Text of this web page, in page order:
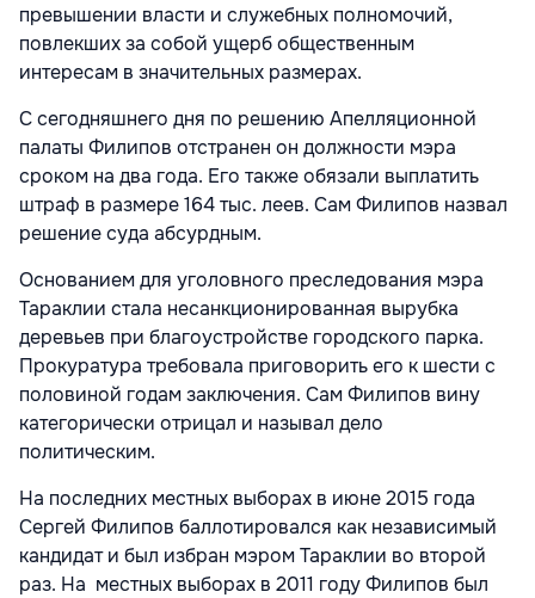
превышении власти и служебных полномочий,
повлекших за собой ущерб общественным
интересам в значительных размерах.
С сегодняшнего дня по решению Апелляционной
палаты Филипов отстранен он должности мэра
сроком на два года. Его также обязали выплатить
штраф в размере 164 тыс. леев. Сам Филипов назвал
решение суда абсурдным.
Основанием для уголовного преследования мэра
Тараклии стала несанкционированная вырубка
деревьев при благоустройстве городского парка.
Прокуратура требовала приговорить его к шести с
половиной годам заключения. Сам Филипов вину
категорически отрицал и называл дело
политическим.
На последних местных выборах в июне 2015 года
Сергей Филипов баллотировался как независимый
кандидат и был избран мэром Тараклии во второй
раз. На местных выборах в 2011 году Филипов был